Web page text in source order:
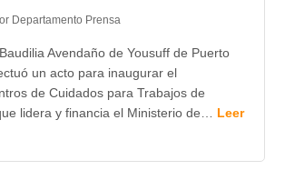
Departamento Prensa
Avendaño de Yousuff de Puerto
un acto para inaugurar el
de Cuidados para Trabajos de
lidera y financia el Ministerio de… Leer